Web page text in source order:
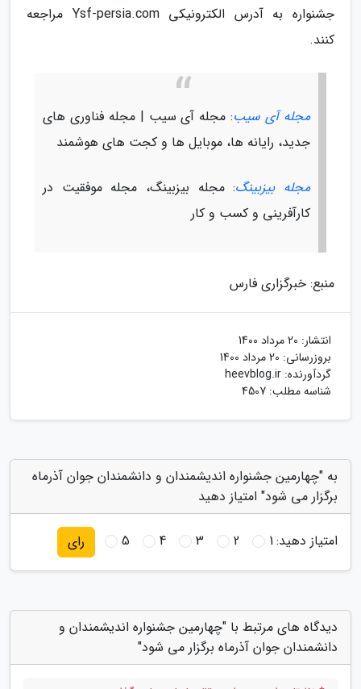
جشنواره به آدرس الکترونیکی Ysf-persia.com مراجعه
کنند.
مجله آی سیب: مجله آی سیب | مجله فناوری های
جدید، رایانه ها، موبایل ها و کجت های هوشمند
مجله بیزبینگ: مجله بیزبینگ، مجله موفقیت در
کارآفرینی و کسب و کار
منبع: خبرگزاری فارس
انتشار: 20 مرداد 1400
بروزرسانی: 20 مرداد 1400
گردآورنده: heevblog.ir
شناسه مطلب: 4507
به "چهارمین جشنواره اندیشمندان و دانشمندان جوان آذرماه
برگزار می شود" امتیاز دهید
امتیاز دهید:1
2
3
4
5 رای
دیدگاه های مرتبط با "چهارمین جشنواره اندیشمندان و
دانشمندان جوان آذرماه برگزار می شود"